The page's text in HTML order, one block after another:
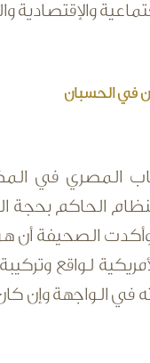
والإقتصادية
في الحسبان
المصري في
الحاكم
الصحيفة أن
لواقع
في الواجهة وإن